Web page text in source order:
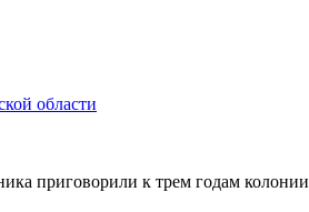
области
приговорили к трем годам колонии